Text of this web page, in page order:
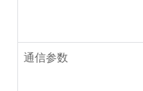
通信参数